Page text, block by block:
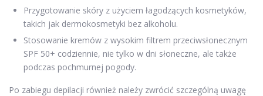
Przygotowanie skóry z użyciem łagodzących kosmetyków,
takich jak dermokosmetyki bez alkoholu.
Stosowanie kremów z wysokim filtrem przeciwsłonecznym
SPF 50+ codziennie, nie tylko w dni słoneczne, ale także
podczas pochmurnej pogody.
Po zabiegu depilacji również należy zwrócić szczególną uwagę